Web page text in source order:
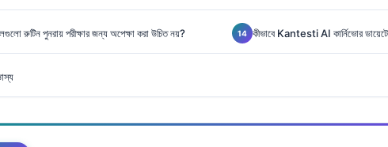
রুটিন পুনরায় পরীক্ষার জন্য অপেক্ষা করা উচিত নয়? কীভাবে Kantesti AI কার্নিভোর